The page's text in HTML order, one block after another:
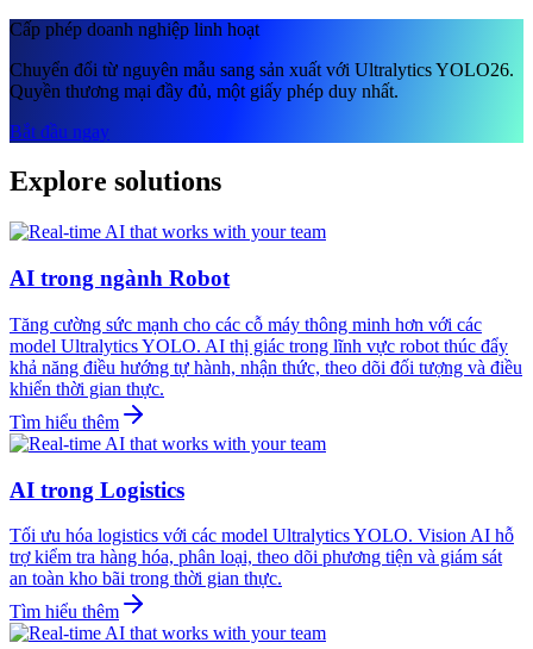
Cấp phép doanh nghiệp linh hoạt
Chuyển đổi từ nguyên mẫu sang sản xuất với Ultralytics YOLO26.
Quyền thương mại đầy đủ, một giấy phép duy nhất.
Bắt đầu ngay
Explore solutions
AI trong ngành Robot
Tăng cường sức mạnh cho các cỗ máy thông minh hơn với các
model Ultralytics YOLO. AI thị giác trong lĩnh vực robot thúc đẩy
khả năng điều hướng tự hành, nhận thức, theo dõi đối tượng và điều
khiển thời gian thực.
Tìm hiểu thêm
AI trong Logistics
Tối ưu hóa logistics với các model Ultralytics YOLO. Vision AI hỗ
trợ kiểm tra hàng hóa, phân loại, theo dõi phương tiện và giám sát
an toàn kho bãi trong thời gian thực.
Tìm hiểu thêm